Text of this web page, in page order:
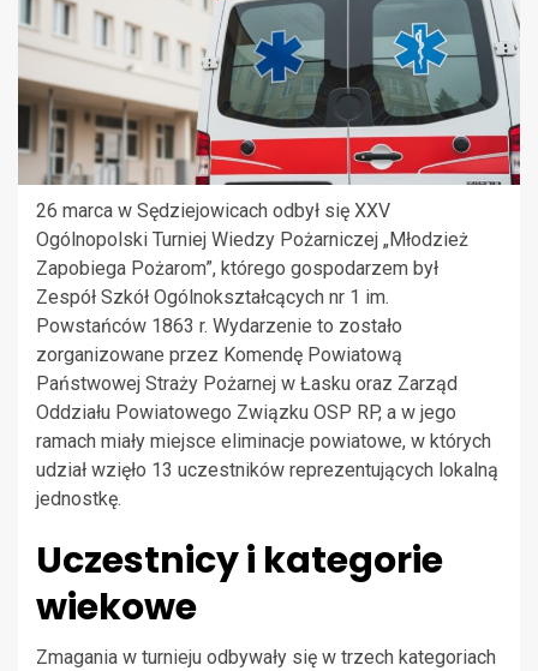
26 marca w Sędziejowicach odbył się XXV
Ogólnopolski Turniej Wiedzy Pożarniczej „Młodzież
Zapobiega Pożarom”, którego gospodarzem był
Zespół Szkół Ogólnokształcących nr 1 im.
Powstańców 1863 r. Wydarzenie to zostało
zorganizowane przez Komendę Powiatową
Państwowej Straży Pożarnej w Łasku oraz Zarząd
Oddziału Powiatowego Związku OSP RP, a w jego
ramach miały miejsce eliminacje powiatowe, w których
udział wzięło 13 uczestników reprezentujących lokalną
jednostkę.
Uczestnicy i kategorie
wiekowe
Zmagania w turnieju odbywały się w trzech kategoriach